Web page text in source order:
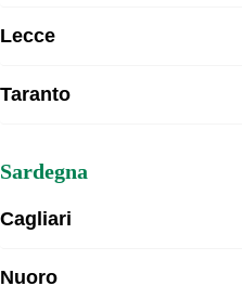
Lecce
Taranto
Sardegna
Cagliari
Nuoro